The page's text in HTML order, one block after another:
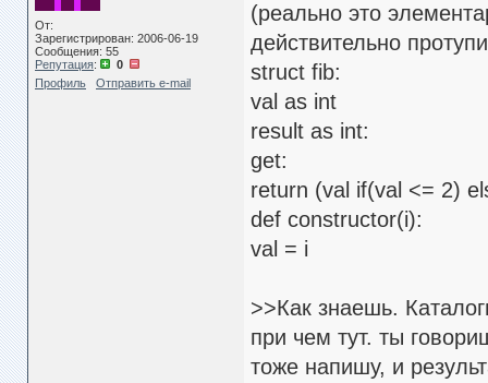
От:
Зарегистрирован: 2006-06-19
Сообщения: 55
Репутация:
0
Профиль
Отправить e-mail
(реально это
действительно
struct fib:
val as int
result as int:
get:
return (val if(val <= 2)
def constructor(i):
val = i
>>Как знаешь.
при чем тут. ты
тоже напишу, и